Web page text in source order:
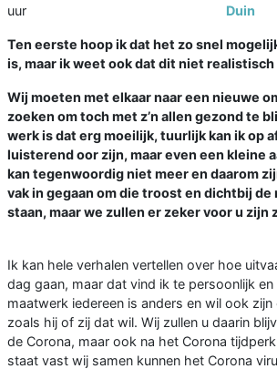
uur
Duin
Ten eerste hoop ik dat het zo snel
is, maar ik weet ook dat dit niet realistisch
Wij moeten met elkaar naar een nieuwe
zoeken om toch met z’n allen gezond te
werk is dat erg moeilijk, tuurlijk kan ik op
luisterend oor zijn, maar even een kleine
kan tegenwoordig niet meer en daarom
vak in gegaan om die troost en dichtbij de
staan, maar we zullen er zeker voor u zijn
Ik kan hele verhalen vertellen over hoe
dag gaan, maar dat vind ik te persoonlijk
maatwerk iedereen is anders en wil ook
zoals hij of zij dat wil. Wij zullen u daarin
de Corona, maar ook na het Corona
staat vast wij samen kunnen het Corona